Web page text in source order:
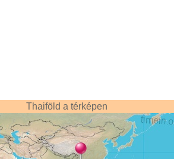
Thaiföld a térképen